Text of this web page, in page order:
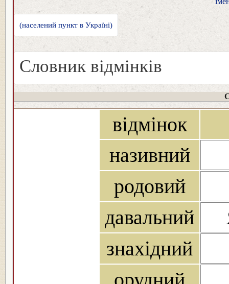
(населений пункт в Україні)
Словник відмінків
відмінок
називний
родовий
давальний
знахідний